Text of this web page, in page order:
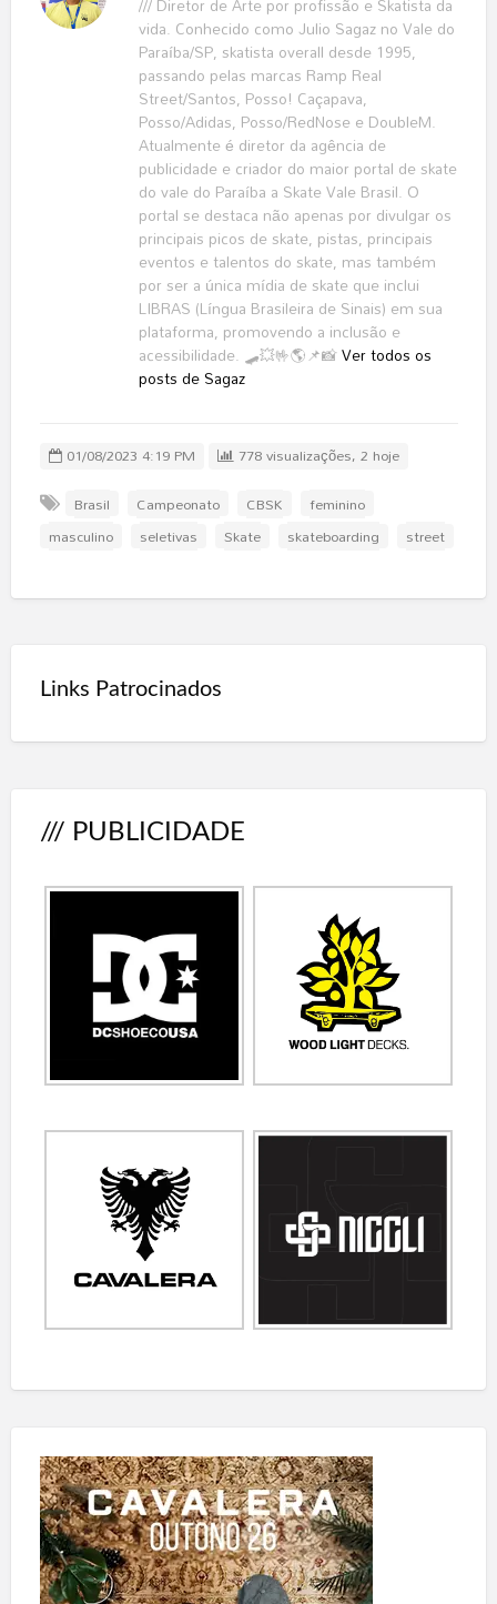
vida. Conhecido como Julio Sagaz no Vale do
Paraíba/SP, skatista overall desde 1995,
passando pelas marcas Ramp Real
Street/Santos, Posso! Caçapava,
Posso/Adidas, Posso/RedNose e DoubleM.
Atualmente é diretor da agência de
publicidade e criador do maior portal de skate
do vale do Paraíba a Skate Vale Brasil. O
portal se destaca não apenas por divulgar os
principais picos de skate, pistas, principais
eventos e talentos do skate, mas também
por ser a única mídia de skate que inclui
LIBRAS (Língua Brasileira de Sinais) em sua
plataforma, promovendo a inclusão e
acessibilidade. 🛹💥🤟🌎📌📸Ver todos os
posts de Sagaz
01/08/2023 4:19 PM
778 visualizações, 2 hoje
Brasil
Campeonato CBSK
feminino
masculino
seletivas Skate skateboarding street
Links Patrocinados
/// PUBLICIDADE